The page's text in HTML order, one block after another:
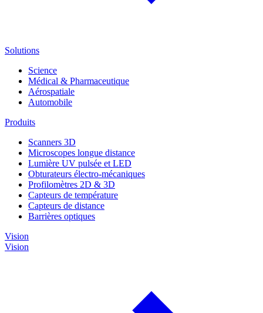
Solutions
Science
Médical & Pharmaceutique
Aérospatiale
Automobile
Produits
Scanners 3D
Microscopes longue distance
Lumière UV pulsée et LED
Obturateurs électro-mécaniques
Profilomètres 2D & 3D
Capteurs de température
Capteurs de distance
Barrières optiques
Vision
Vision